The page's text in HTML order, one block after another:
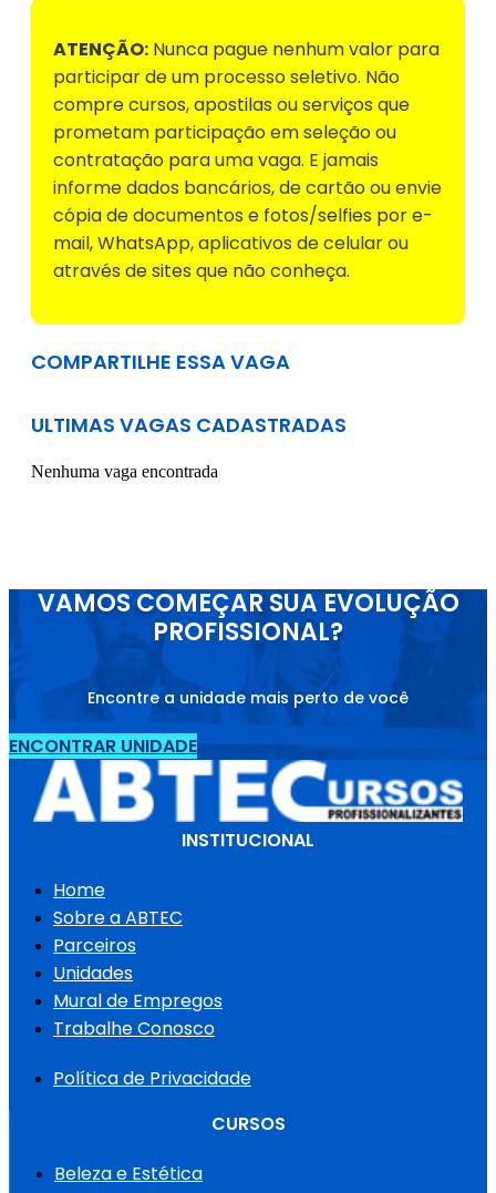
ATENÇÃO: Nunca pague nenhum valor para
participar de um processo seletivo. Não
compre cursos, apostilas ou serviços que
prometam participação em seleção ou
contratação para uma vaga. E jamais
informe dados bancários, de cartão ou envie
cópia de documentos e fotos/selfies por e-
mail, WhatsApp, aplicativos de celular ou
através de sites que não conheça.
COMPARTILHE ESSA VAGA
ULTIMAS VAGAS CADASTRADAS
Nenhuma vaga encontrada
VAMOS COMEÇAR SUA EVOLUÇÃO
PROFISSIONAL?
Encontre a unidade mais perto de você
ENCONTRAR UNIDADE
INSTITUCIONAL
Home
Sobre a ABTEC
Parceiros
Unidades
Mural de Empregos
Trabalhe Conosco
Política de Privacidade
CURSOS
Beleza e Estética